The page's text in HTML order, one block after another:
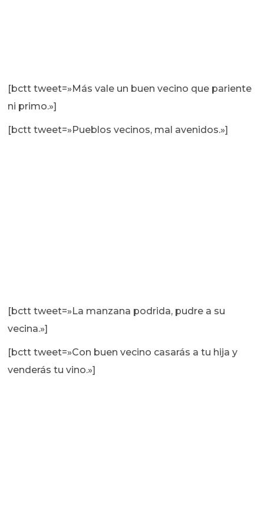
[bctt tweet=»Más vale un buen vecino que pariente
ni primo.»]
[bctt tweet=»Pueblos vecinos, mal avenidos.»]
[bctt tweet=»La manzana podrida, pudre a su
vecina.»]
[bctt tweet=»Con buen vecino casarás a tu hija y
venderás tu vino.»]